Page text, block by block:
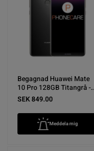
Begagnad Huawei Mate
10 Pro 128GB Titangrå -
Använt skick
SEK 849.00
Meddela mig